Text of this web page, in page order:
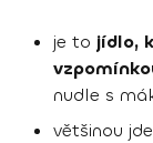
je to jídlo,
nudle s
většinou